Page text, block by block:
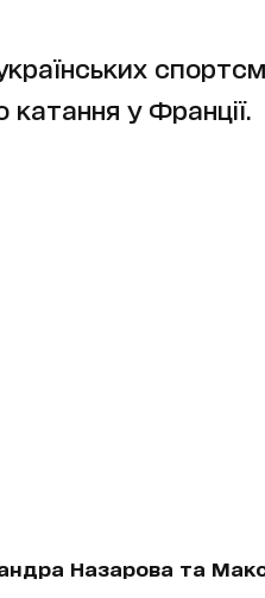
катання у Франції.
Назарова та